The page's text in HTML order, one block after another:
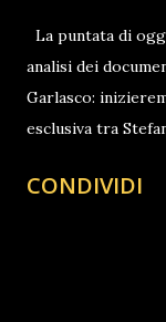
La puntata di
analisi dei
Garlasco:
esclusiva tra
Tromello) nella
CONDIVIDI